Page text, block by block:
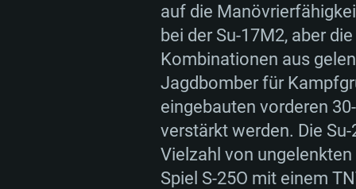
Für PC
Mindestanforderungen
Mindestanforderungen
Mindestanforderungen
auf die
bei der Su-17M2, aber
Kombinationen aus
Jagdbomber für
eingebauten vorderen
verstärkt werden. Die
Vielzahl von ungelenkten
Spiel S-25O mit einem